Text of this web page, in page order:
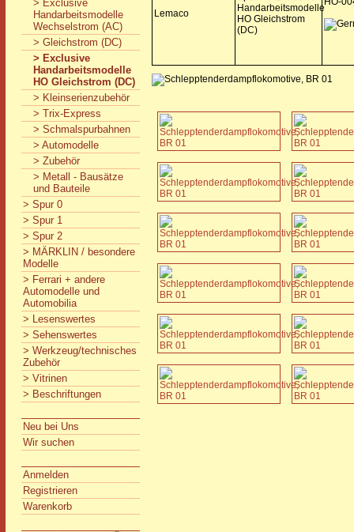
> Exclusive
Handarbeitsmodelle
Wechselstrom (AC)
> Gleichstrom (DC)
> Exclusive
Handarbeitsmodelle
HO Gleichstrom (DC)
> Kleinserienzubehör
> Trix-Express
> Schmalspurbahnen
> Automodelle
> Zubehör
> Metall - Bausätze
und Bauteile
> Spur 0
> Spur 1
> Spur 2
> MÄRKLIN / besondere
Modelle
> Ferrari + andere
Automodelle und
Automobilia
> Lesenswertes
> Sehenswertes
> Werkzeug/technisches
Zubehör
> Vitrinen
> Beschriftungen
Neu bei Uns
Wir suchen
Anmelden
Registrieren
Warenkorb
Lemaco
Handarbeitsmodelle
HO Gleichstrom
(DC)